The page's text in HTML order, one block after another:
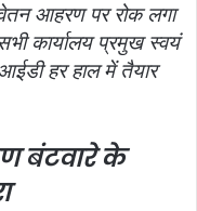
वेतन आहरण पर रोक लगा
कार्यालय प्रमुख स्वयं
हर हाल में तैयार
बंटवारे के